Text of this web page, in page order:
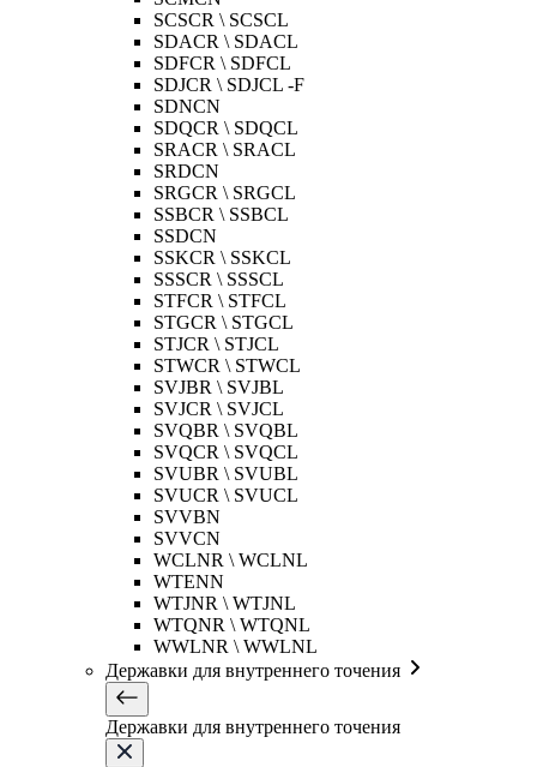
SCSCR \ SCSCL
SDACR \ SDACL
SDFCR \ SDFCL
SDJCR \ SDJCL -F
SDNCN
SDQCR \ SDQCL
SRACR \ SRACL
SRDCN
SRGCR \ SRGCL
SSBCR \ SSBCL
SSDCN
SSKCR \ SSKCL
SSSCR \ SSSCL
STFCR \ STFCL
STGCR \ STGCL
STJCR \ STJCL
STWCR \ STWCL
SVJBR \ SVJBL
SVJCR \ SVJCL
SVQBR \ SVQBL
SVQCR \ SVQCL
SVUBR \ SVUBL
SVUCR \ SVUCL
SVVBN
SVVCN
WCLNR \ WCLNL
WTENN
WTJNR \ WTJNL
WTQNR \ WTQNL
WWLNR \ WWLNL
Державки для внутреннего точения
Державки для внутреннего точения